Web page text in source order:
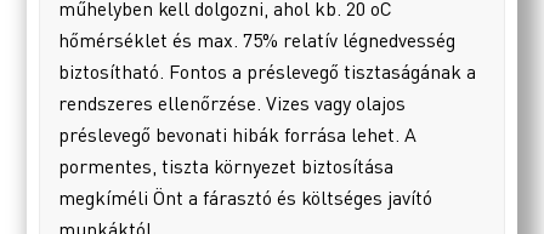
műhelyben kell dolgozni, ahol kb. 20 oC
hőmérséklet és max. 75% relatív légnedvesség
biztosítható. Fontos a préslevegő tisztaságának a
rendszeres ellenőrzése. Vizes vagy olajos
préslevegő bevonati hibák forrása lehet. A
pormentes, tiszta környezet biztosítása
megkíméli Önt a fárasztó és költséges javító